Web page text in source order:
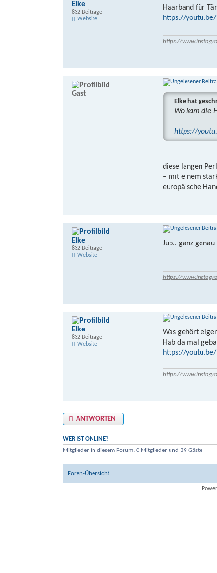
Haarband für
https://youtu.be/
https://
Elke
832 Beiträge
Website
Elke hat
Wo kam die
https://
diese langen
– mit einem
europäische
Gast
Jup.. ganz genau
https://
Elke
832 Beiträge
Website
Was gehört
Hab da mal
https://youtu.be/
https://
Elke
832 Beiträge
Website
ANTWORTEN
WER IST ONLINE?
Mitglieder in diesem Forum: 0 Mitglieder und 39 Gäste
Foren-Übersicht